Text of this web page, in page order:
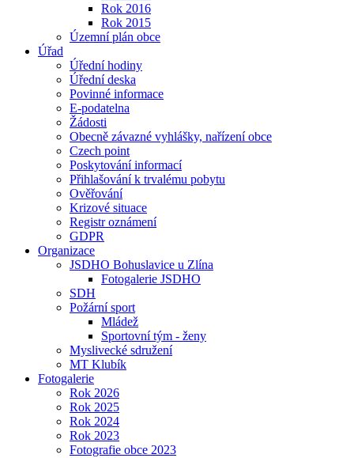
Rok 2016
Rok 2015
Územní plán obce
Úřad
Úřední hodiny
Úřední deska
Povinné informace
E-podatelna
Žádosti
Obecně závazné vyhlášky, nařízení obce
Czech point
Poskytování informací
Přihlašování k trvalému pobytu
Ověřování
Krizové situace
Registr oznámení
GDPR
Organizace
JSDHO Bohuslavice u Zlína
Fotogalerie JSDHO
SDH
Požární sport
Mládež
Sportovní tým - ženy
Myslivecké sdružení
MT Klubík
Fotogalerie
Rok 2026
Rok 2025
Rok 2024
Rok 2023
Fotografie obce 2023